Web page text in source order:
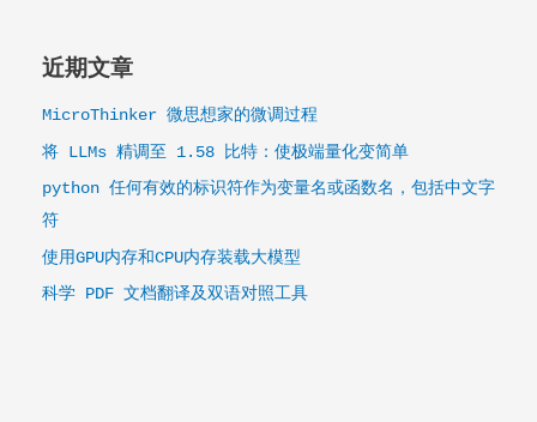
近期文章
MicroThinker 微思想家的微调过程
将 LLMs 精调至 1.58 比特：使极端量化变简单
python 任何有效的标识符作为变量名或函数名，包括中文字
符
使用GPU内存和CPU内存装载大模型
科学 PDF 文档翻译及双语对照工具